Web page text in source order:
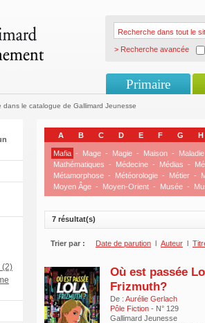
> Recherche avancée
Primaire
dans le catalogue de Gallimard Jeunesse
(2)
A B C D E F G H
Mafia - Mage - Magie - Maison -
Maladie
Mathématiques - Médecine - Médias -
Métamorphose - Météorologie - Métier -
Moyen Âge - Moyen-Orient - Musée -
7 résultat(s)
Trier par : Date de parution l Auteur l
Où est passée
Frizmuth?
De : Aurélie Gerlach
Pôle Fiction - N° 129
Gallimard Jeunesse